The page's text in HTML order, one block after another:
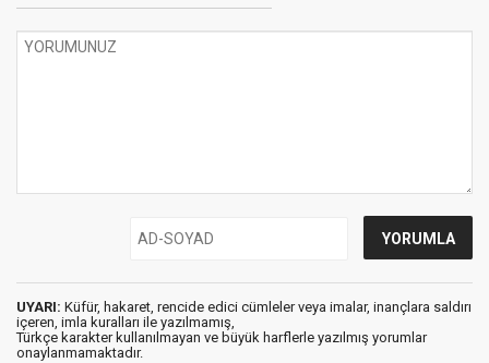
UYARI: Küfür, hakaret, rencide edici cümleler veya imalar, inançlara saldırı
içeren, imla kuralları ile yazılmamış,
Türkçe karakter kullanılmayan ve büyük harflerle yazılmış yorumlar
onaylanmamaktadır.